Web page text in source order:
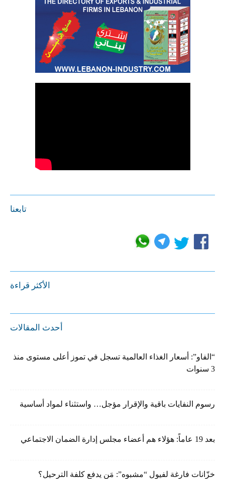
تابعنا
الأكثر قراءة
أحدث المقالات
“الفاو”: أسعار الغذاء العالمية تسجل في تموز أعلى مستوى منذ
3 سنوات
رسوم النفايات باقية والإقرار مؤجل… واستثناء لمواد أساسية
بعد 19 عاماً: هؤلاء هم أعضاء مجلس إدارة الضمان الاجتماعي
خزّانات فارغة لفيول “مشبوه”: مَن يدفع كلفة الترحيل؟